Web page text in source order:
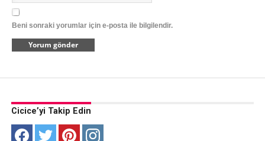
Beni sonraki yorumlar için e-posta ile bilgilendir.
Cicice’yi Takip Edin